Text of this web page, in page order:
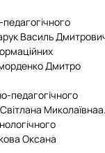
Василь
Дмитро
педагогічного
Оксана